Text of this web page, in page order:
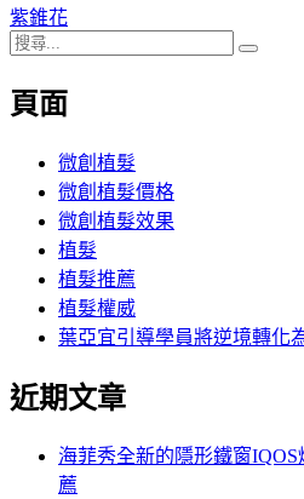
導
覽
紫錐花
搜
關
頁面
微創植髮
微創植髮價格
微創植髮效果
植髮
植髮推薦
植髮權威
葉亞宜引導學員將逆境轉化
近期文章
海菲秀全新的隱形鐵窗
薦